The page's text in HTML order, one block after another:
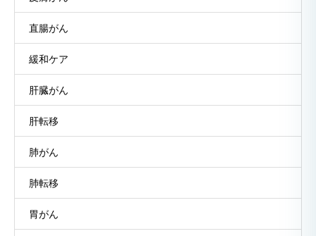
直腸がん
緩和ケア
肝臓がん
肝転移
肺がん
肺転移
胃がん